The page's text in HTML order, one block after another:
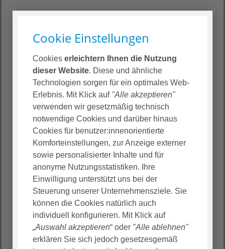
Integrationsphase
In der Integrationsphase ist es das Ziel, Sie zu
einem unverzichtbaren Teil von AGAPLESION zu
machen.
Hierfür finden zum Beispiel Hospitationen statt,
damit Sie Zusammenhänge besser verstehen und
andere Bereiche kennenlernen. Im
Cookie Einstellungen
Cookieserleichtern Ihnen die Nutzung
dieser Website. Diese und ähnliche
Technologien sorgen für ein optimales Web-
Erlebnis. Mit Klick auf "Alle akzeptieren"
verwenden wir gesetzmäßig technisch
notwendige Cookies und darüber hinaus
Cookies für benutzer:innenorientierte
Komforteinstellungen, zur Anzeige externer
sowie personalisierter Inhalte und für
anonyme Nutzungsstatistiken. Ihre
Einwilligung unterstützt uns bei der
Steuerung unserer Unternehmensziele. Sie
können die Cookies natürlich auch
individuell konfigurieren. Mit Klick auf
„Auswahl akzeptieren“ oder "Alle ablehnen"
erklären Sie sich jedoch gesetzesgemäß